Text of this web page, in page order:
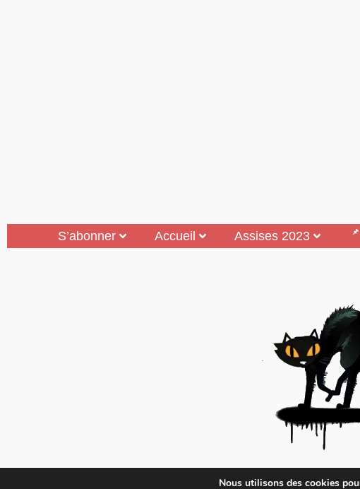
S’abonner Accueil Assises 2023
Mouais, le mensuel dubitatif…quoique est édité
Nous utilisons des cookies